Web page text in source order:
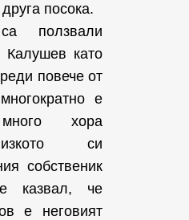
посока.
ползвали
Калушев като
повече от
е
хора
си
собственик
казвал, че
е неговият